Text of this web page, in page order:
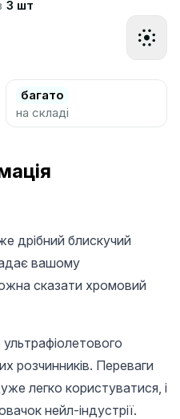
3 шт
багато
на складі
дрібний блискучий
вашому
сказати хромовий
розчинників. Переваги
легко користуватися, і
нейл-індустрії.